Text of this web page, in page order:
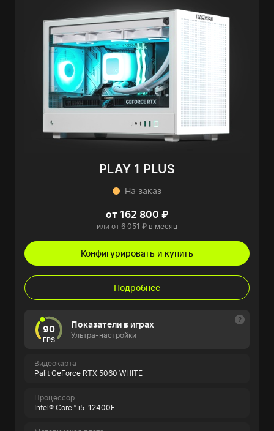
PLAY 1 PLUS
На заказ
от 162 800 ₽
или от 6 051 ₽ в месяц
Конфигурировать и купить
Подробнее
90
FPS
Показатели в играх
Ультра-настройки
Видеокарта
Palit GeForce RTX 5060 WHITE
Процессор
Intel® Core™ i5-12400F